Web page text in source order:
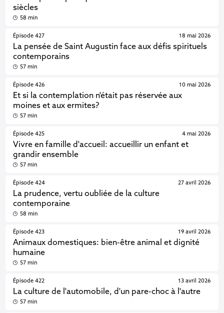
siècles
58 min
Épisode 427
La pensée de Saint Augustin face aux défis spirituels
contemporains
18 mai 2026
57 min
Épisode 426
Et si la contemplation n'était pas réservée aux
moines et aux ermites?
10 mai 2026
57 min
Épisode 425
Vivre en famille d'accueil: accueillir un enfant et
grandir ensemble
4 mai 2026
57 min
Épisode 424
La prudence, vertu oubliée de la culture
contemporaine
27 avril 2026
58 min
Épisode 423
Animaux domestiques: bien-être animal et dignité
humaine
19 avril 2026
57 min
Épisode 422
La culture de l'automobile, d'un pare-choc à l'autre
13 avril 2026
57 min